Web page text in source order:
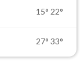
15° 22°
27° 33°